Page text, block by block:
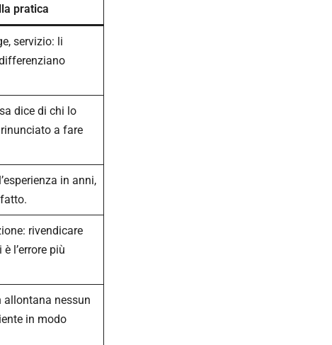
pratica
servizio: li
dice di chi lo
a fare
in anni,
rivendicare
l’errore più
allontana nessun
in modo